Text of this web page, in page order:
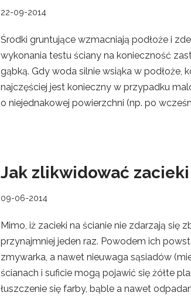
22-09-2014
Środki gruntujące wzmacniają podłoże i
wykonania testu ściany na konieczność
gąbką. Gdy woda silnie wsiąka w podłoże,
najczęściej jest konieczny w przypadku
o niejednakowej powierzchni (np. po
Jak zlikwidować
09-06-2014
Mimo, iż zacieki na ścianie nie zdarzają się
przynajmniej jeden raz. Powodem ich
zmywarka, a nawet nieuwaga sąsiadów
ścianach i suficie mogą pojawić się żółte
łuszczenie się farby, bąble a nawet